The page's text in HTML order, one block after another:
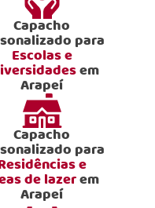
Capacho
para
Escolas e
em
Arapeí
Capacho
para
e
de lazerem
Arapeí